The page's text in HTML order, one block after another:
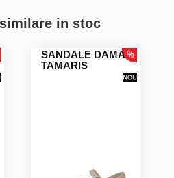
in stoc
SANDALE DAMA
TAMARIS